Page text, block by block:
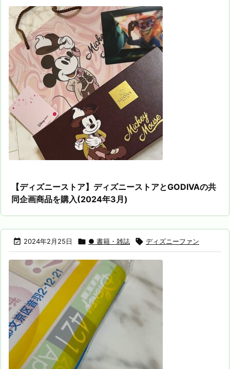
【ディズニーストア】ディズニーストアとGODIVAの共
同企画商品を購入(2024年3月)
 2024年2月25日  ● 書籍・雑誌  ディズニーファン